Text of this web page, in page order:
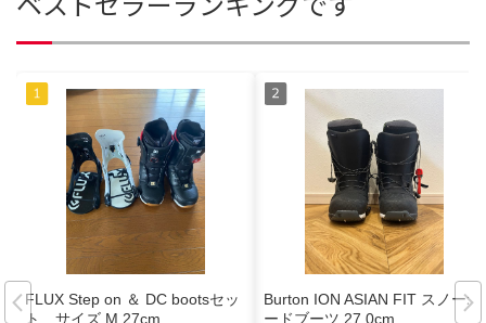
FLUX Step on ＆ DC bootsセッ
ト サイズ M 27cm
Burton ION ASIAN FIT スノーボ
ードブーツ 27.0cm